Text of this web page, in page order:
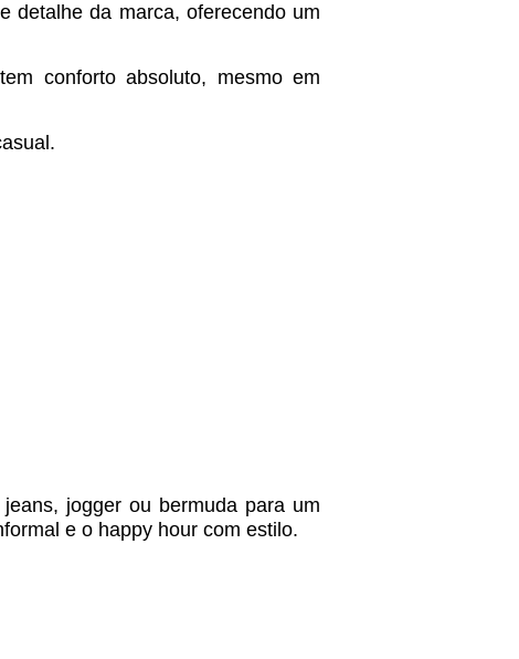
detalhe da marca, oferecendo um
conforto absoluto, mesmo em
jogger ou bermuda para um
e o happy hour com estilo.